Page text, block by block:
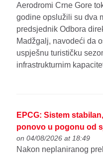
Aerodromi Crne Gore
godine opslužili su dva
predsjednik Odbora
Madžgalj, navodeći da
uspješnu turističku
infrastrukturnim
EPCG: Sistem
ponovo u pogonu od
on 04/08/2026 at 18:49
Nakon neplaniranog